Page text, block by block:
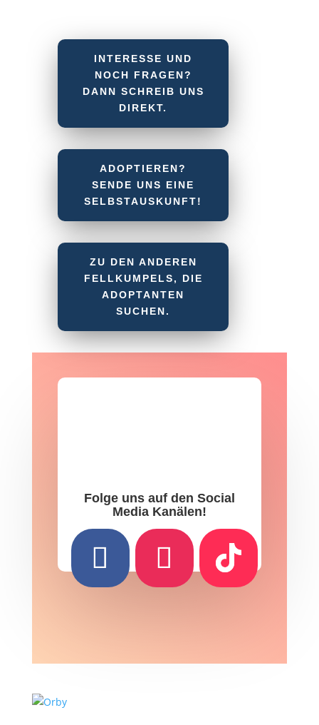
INTERESSE UND
NOCH FRAGEN?
DANN SCHREIB UNS
DIREKT.
ADOPTIEREN?
SENDE UNS EINE
SELBSTAUSKUNFT!
ZU DEN ANDEREN
FELLKUMPELS, DIE
ADOPTANTEN
SUCHEN.
Folge uns auf den Social
Media Kanälen!